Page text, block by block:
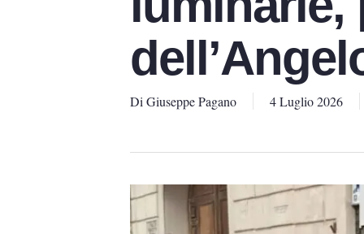
Di Giuseppe Pagano 4 Luglio 2026